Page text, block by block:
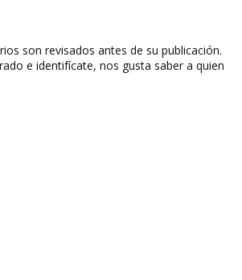
son revisados antes de su publicación.
e identifícate, nos gusta saber a quien